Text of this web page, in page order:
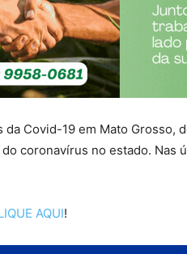
Covid-19 em Mato Grosso,
coronavírus no estado. Nas
AQUI!